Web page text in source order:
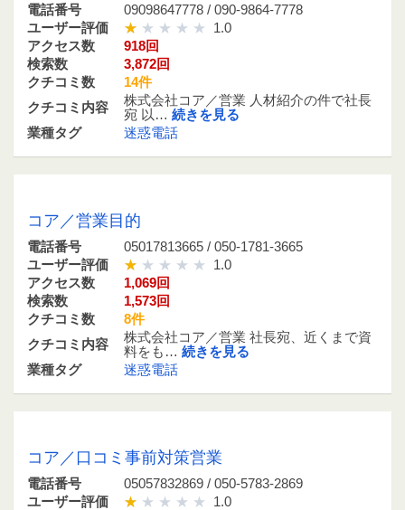
電話番号
09098647778 / 090-9864-7778
ユーザー評価
1.0
アクセス数
918回
検索数
3,872回
クチコミ数
14件
クチコミ内容
株式会社コア／営業 人材紹介の件で社長
宛 以… 続きを見る
業種タグ
迷惑電話
コア／営業目的
電話番号
05017813665 / 050-1781-3665
ユーザー評価
1.0
アクセス数
1,069回
検索数
1,573回
クチコミ数
8件
クチコミ内容
株式会社コア／営業 社長宛、近くまで資
料をも… 続きを見る
業種タグ
迷惑電話
コア／口コミ事前対策営業
電話番号
05057832869 / 050-5783-2869
ユーザー評価
1.0